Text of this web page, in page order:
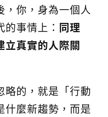
，你，身為一個人
事情上： 同理
立真實的人際關
略的，就是「行動
什麼新趨勢，而是